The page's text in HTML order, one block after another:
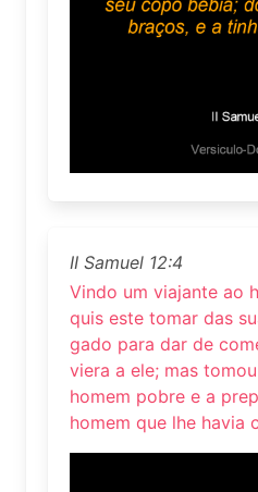
II Samuel 12:4
Vindo um viajante ao
quis este tomar das
gado para dar de
viera a ele; mas
homem pobre e a
homem que lhe havia